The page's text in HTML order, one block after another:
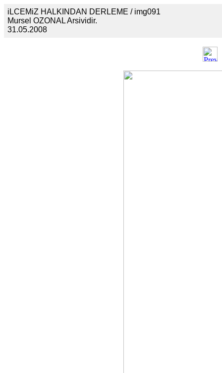
iLCEMiZ HALKINDAN DERLEME / img091
Mursel OZONAL Arsividir.
31.05.2008